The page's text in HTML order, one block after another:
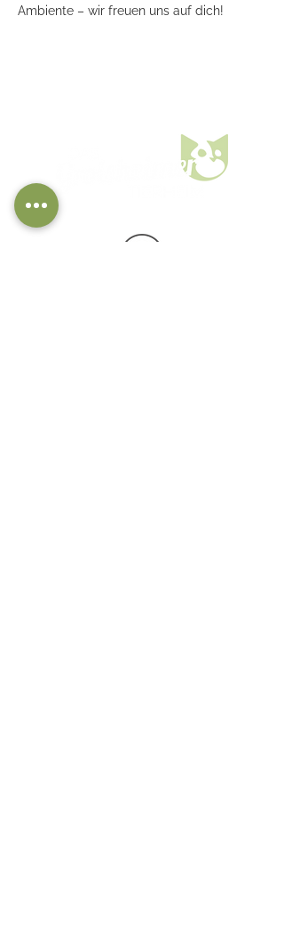
Ambiente – wir freuen uns auf dich!